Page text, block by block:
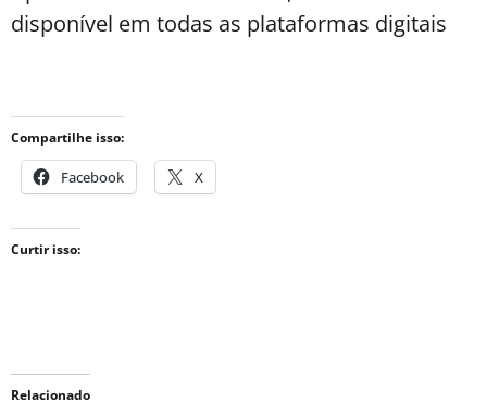
disponível em todas as plataformas digitais
Compartilhe isso:
Facebook X
Curtir isso:
Relacionado